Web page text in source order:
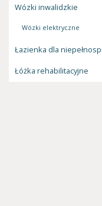
Wózki inwalidzkie
Wózki elektryczne
Łazienka dla
Łóżka rehabilitacyjne